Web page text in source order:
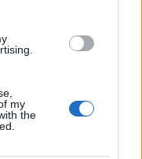
my
the